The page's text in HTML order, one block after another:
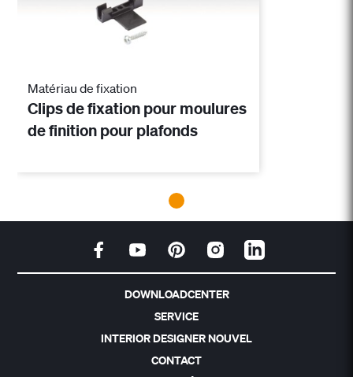
Matériau de fixation
Clips de fixation pour moulures
de finition pour plafonds
DOWNLOADCENTER
SERVICE
INTERIOR DESIGNER NOUVEL
CONTACT